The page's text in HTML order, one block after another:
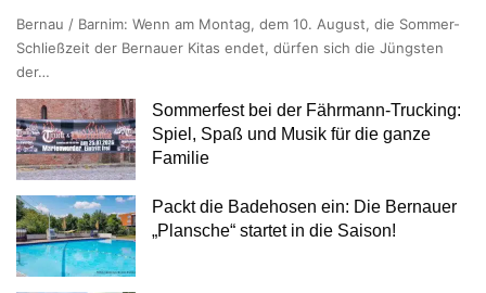
Bernau / Barnim: Wenn am Montag, dem 10. August, die Sommer-
Schließzeit der Bernauer Kitas endet, dürfen sich die Jüngsten
der…
Sommerfest bei der Fährmann-Trucking:
Spiel, Spaß und Musik für die ganze
Familie
Packt die Badehosen ein: Die Bernauer
„Plansche“ startet in die Saison!